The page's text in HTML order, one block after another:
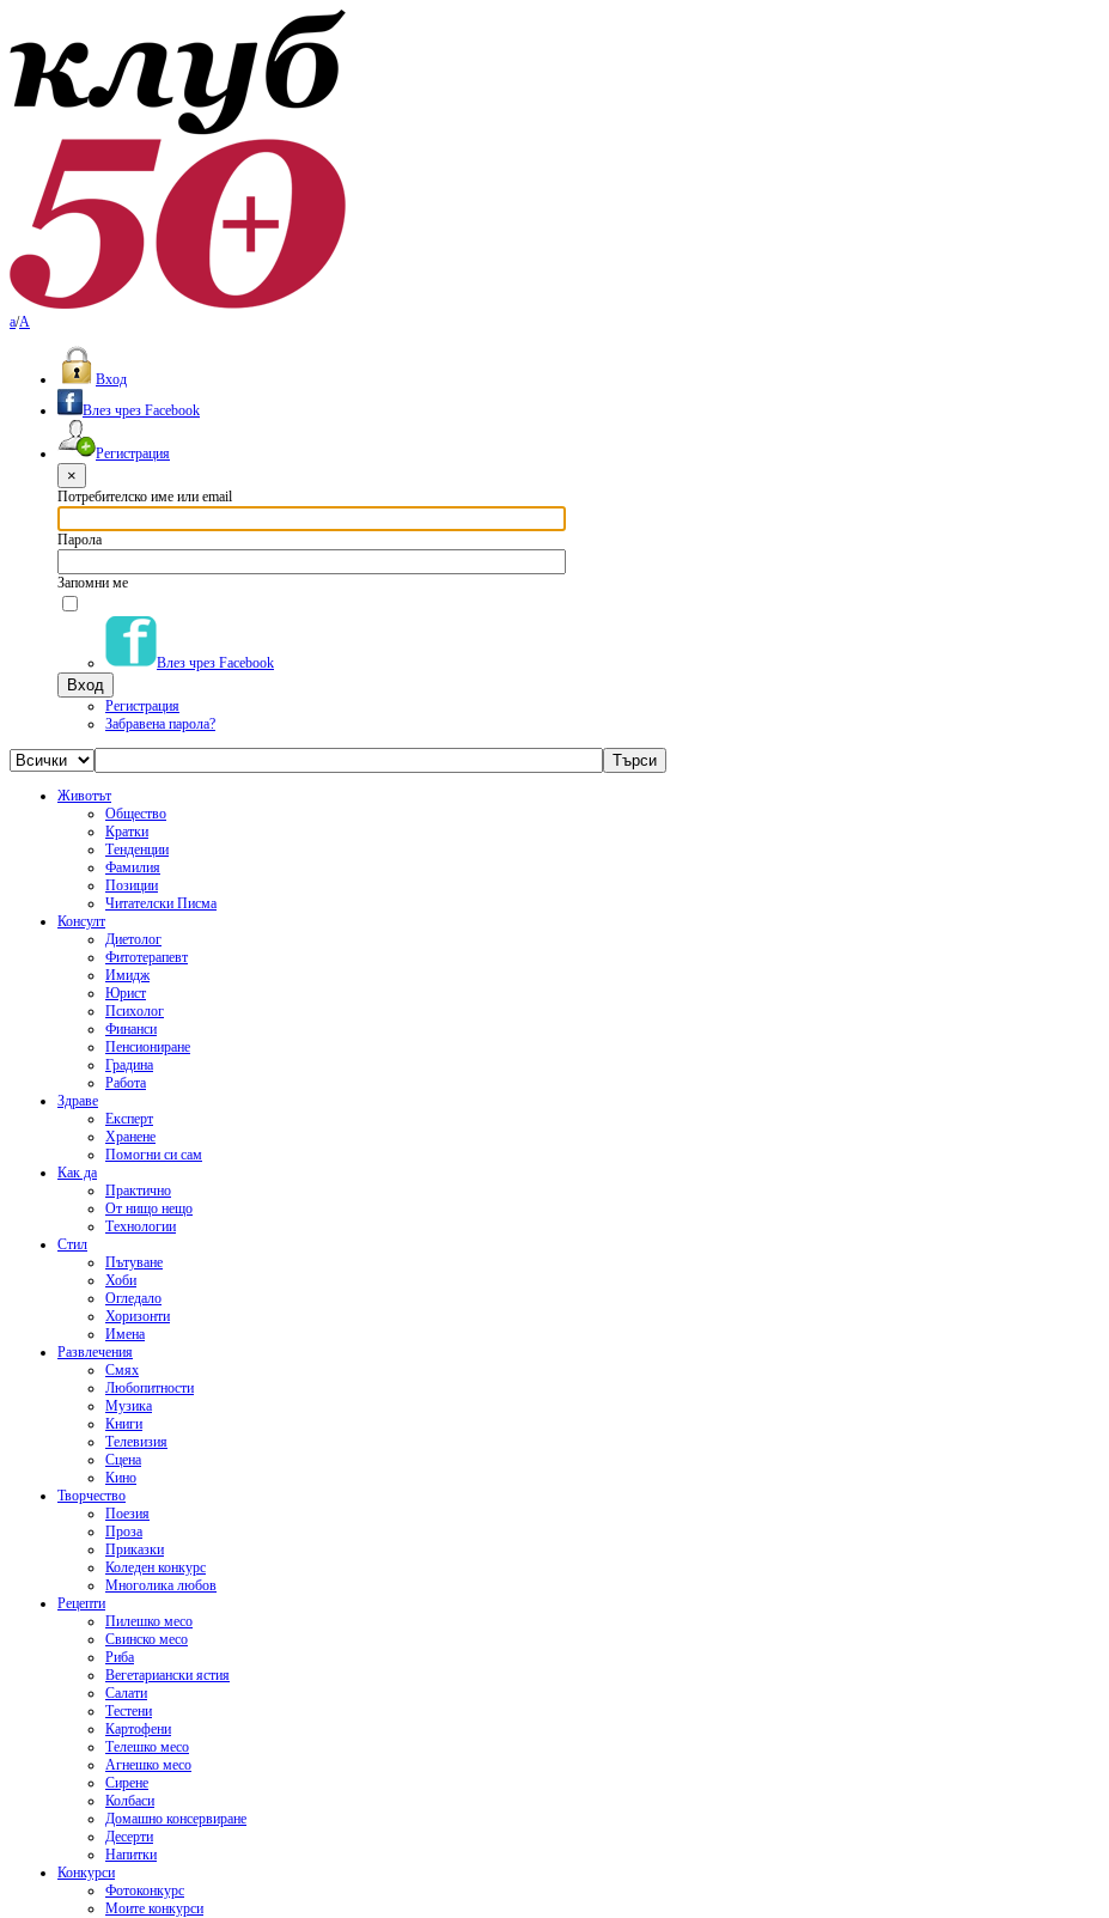
a/A
Вход
Влез чрез Facebook
Регистрация
×
Потребителско име или email
Парола
Запомни ме
Влез чрез Facebook
Регистрация
Забравена парола?
Животът
Общество
Кратки
Тенденции
Фамилия
Позиции
Читателски Писма
Консулт
Диетолог
Фитотерапевт
Имидж
Юрист
Психолог
Финанси
Пенсиониране
Градина
Работа
Здраве
Експерт
Хранене
Помогни си сам
Как да
Практично
От нищо нещо
Технологии
Стил
Пътуване
Хоби
Огледало
Хоризонти
Имена
Развлечения
Смях
Любопитности
Музика
Книги
Телевизия
Сцена
Кино
Творчество
Поезия
Проза
Приказки
Коледен конкурс
Многолика любов
Рецепти
Пилешко месо
Свинско месо
Риба
Вегетариански ястия
Салати
Тестени
Картофени
Телешко месо
Агнешко месо
Сирене
Колбаси
Домашно консервиране
Десерти
Напитки
Конкурси
Фотоконкурс
Моите конкурси